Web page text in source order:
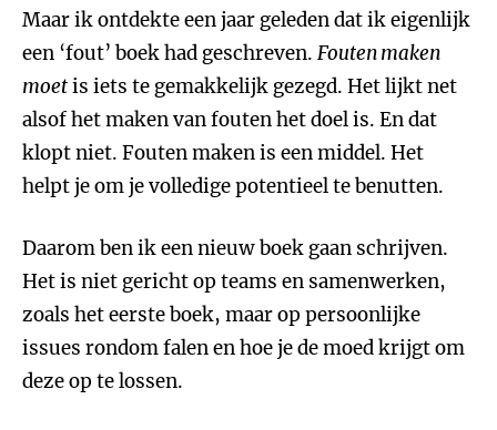
Maar ik ontdekte een jaar geleden dat ik eigenlijk
een ‘fout’ boek had geschreven. Fouten maken
moetis iets te gemakkelijk gezegd. Het lijkt net
alsof het maken van fouten het doel is. En dat
klopt niet. Fouten maken is een middel. Het
helpt je om je volledige potentieel te benutten.
Daarom ben ik een nieuw boek gaan schrijven.
Het is niet gericht op teams en samenwerken,
zoals het eerste boek, maar op persoonlijke
issues rondom falen en hoe je de moed krijgt om
deze op te lossen.